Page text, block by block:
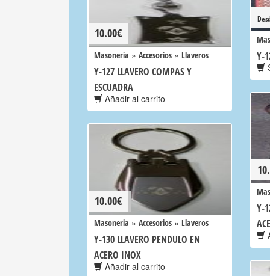
Y-
10.00€
Masoneria » Accesorios » Llaveros
Y-127 LLAVERO COMPAS Y
ESCUADRA
Añadir al carrito
Y-
10.00€
Masoneria » Accesorios » Llaveros
Y-130 LLAVERO PENDULO EN
ACERO INOX
Añadir al carrito